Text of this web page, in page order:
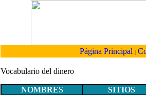
Página Principal |
Vocabulario del dinero
NOMBRES
SITIOS